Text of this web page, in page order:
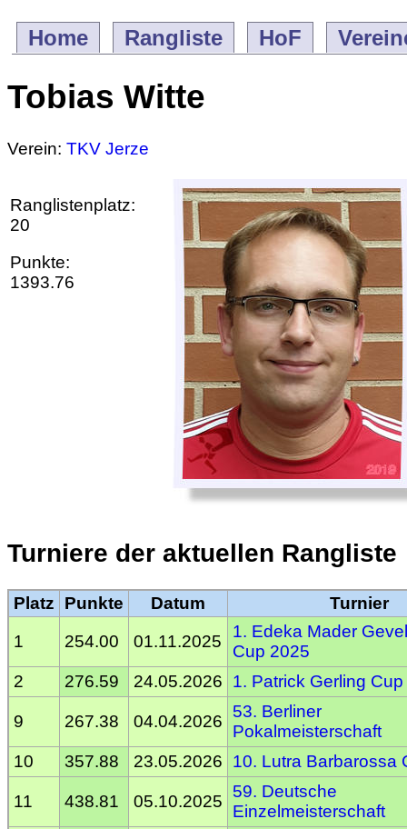
Home Rangliste HoF
Tobias Witte
Verein: TKV Jerze
Ranglistenplatz:
20
Punkte:
1393.76
Turniere der aktuellen Rangliste
Platz Punkte Datum
Turnier
1
254.00 01.11.2025
1. Edeka Mader
Cup 2025
2
276.59 24.05.2026 1. Patrick Gerling Cup
9 267.38 04.04.2026
53. Berliner
Pokalmeisterschaft
10
357.88 23.05.2026 10. Lutra Barbarossa
11 438.81 05.10.2025
59. Deutsche
Einzelmeisterschaft